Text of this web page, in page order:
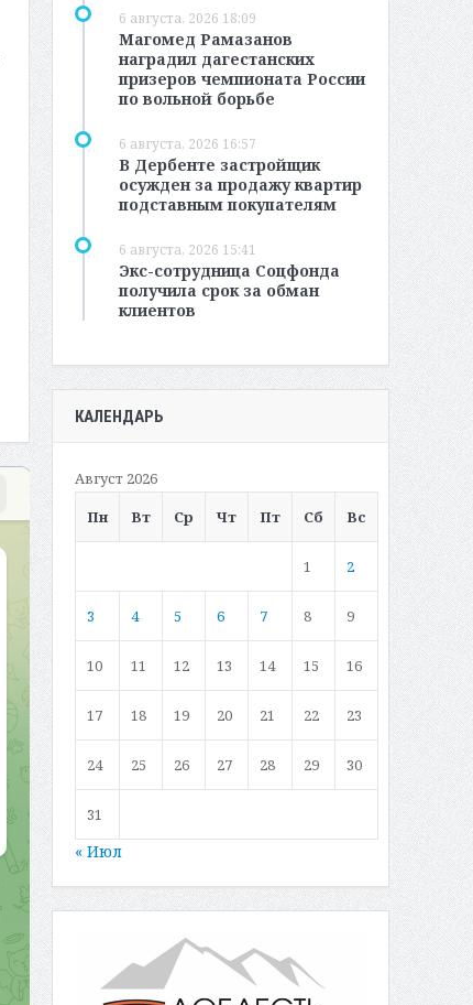
6 августа, 2026 18:09
Магомед Рамазанов
наградил дагестанских
призеров чемпионата России
по вольной борьбе
6 августа, 2026 16:57
В Дербенте застройщик
осужден за продажу квартир
подставным покупателям
6 августа, 2026 15:41
Экс-сотрудница Соцфонда
получила срок за обман
клиентов
КАЛЕНДАРЬ
Август 2026
Пн
Вт Ср Чт Пт Сб Вс
1 2
3 4 5 6 7 8 9
10 11 12 13 14 15 16
17 18 19 20 21 22 23
24 25 26 27 28 29 30
31
« Июл